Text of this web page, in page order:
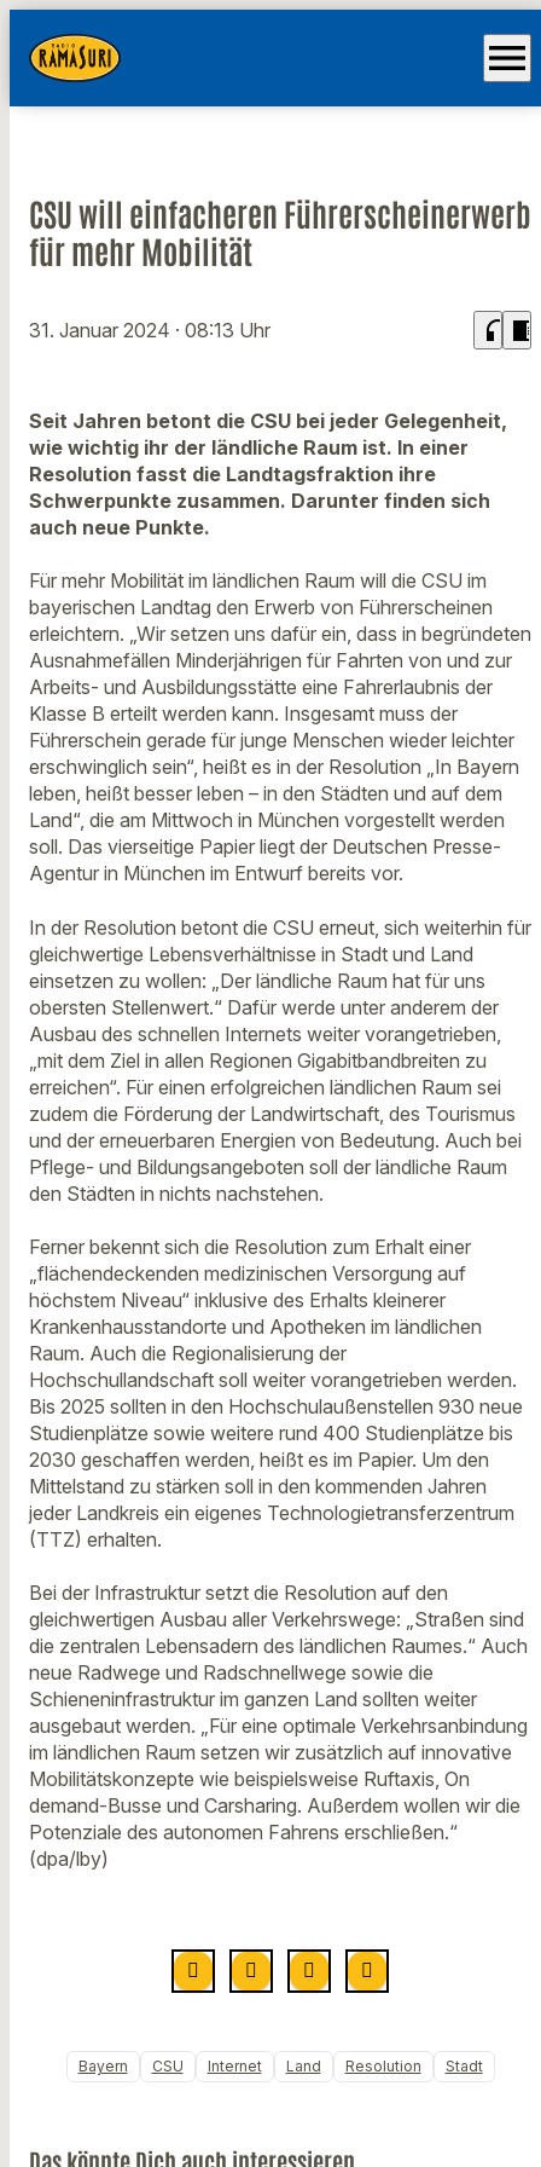
menu
CSU will einfacheren Führerscheinerwerb
für mehr Mobilität
31. Januar 2024 · 08:13 Uhr headphones chrome_reader_mode
Seit Jahren betont die CSU bei jeder Gelegenheit,
wie wichtig ihr der ländliche Raum ist. In einer
Resolution fasst die Landtagsfraktion ihre
Schwerpunkte zusammen. Darunter finden sich
auch neue Punkte.
Für mehr Mobilität im ländlichen Raum will die CSU im
bayerischen Landtag den Erwerb von Führerscheinen
erleichtern. „Wir setzen uns dafür ein, dass in begründeten
Ausnahmefällen Minderjährigen für Fahrten von und zur
Arbeits- und Ausbildungsstätte eine Fahrerlaubnis der
Klasse B erteilt werden kann. Insgesamt muss der
Führerschein gerade für junge Menschen wieder leichter
erschwinglich sein“, heißt es in der Resolution „In Bayern
leben, heißt besser leben – in den Städten und auf dem
Land“, die am Mittwoch in München vorgestellt werden
soll. Das vierseitige Papier liegt der Deutschen Presse-
Agentur in München im Entwurf bereits vor.
In der Resolution betont die CSU erneut, sich weiterhin für
gleichwertige Lebensverhältnisse in Stadt und Land
einsetzen zu wollen: „Der ländliche Raum hat für uns
obersten Stellenwert.“ Dafür werde unter anderem der
Ausbau des schnellen Internets weiter vorangetrieben,
„mit dem Ziel in allen Regionen Gigabitbandbreiten zu
erreichen“. Für einen erfolgreichen ländlichen Raum sei
zudem die Förderung der Landwirtschaft, des Tourismus
und der erneuerbaren Energien von Bedeutung. Auch bei
Pflege- und Bildungsangeboten soll der ländliche Raum
den Städten in nichts nachstehen.
Ferner bekennt sich die Resolution zum Erhalt einer
„flächendeckenden medizinischen Versorgung auf
höchstem Niveau“ inklusive des Erhalts kleinerer
Krankenhausstandorte und Apotheken im ländlichen
Raum. Auch die Regionalisierung der
Hochschullandschaft soll weiter vorangetrieben werden.
Bis 2025 sollten in den Hochschulaußenstellen 930 neue
Studienplätze sowie weitere rund 400 Studienplätze bis
2030 geschaffen werden, heißt es im Papier. Um den
Mittelstand zu stärken soll in den kommenden Jahren
jeder Landkreis ein eigenes Technologietransferzentrum
(TTZ) erhalten.
Bei der Infrastruktur setzt die Resolution auf den
gleichwertigen Ausbau aller Verkehrswege: „Straßen sind
die zentralen Lebensadern des ländlichen Raumes.“ Auch
neue Radwege und Radschnellwege sowie die
Schieneninfrastruktur im ganzen Land sollten weiter
ausgebaut werden. „Für eine optimale Verkehrsanbindung
im ländlichen Raum setzen wir zusätzlich auf innovative
Mobilitätskonzepte wie beispielsweise Ruftaxis, On
demand-Busse und Carsharing. Außerdem wollen wir die
Potenziale des autonomen Fahrens erschließen.“
(dpa/lby)
Bayern CSU Internet Land Resolution Stadt